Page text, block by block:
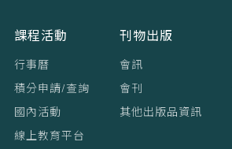
課程活動
行事曆
積分申請/查詢
國內活動
線上教育平台
刊物出版
會訊
會刊
其他出版品資訊